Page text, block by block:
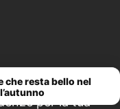
vasta gamma
per la tua
che resta bello nel